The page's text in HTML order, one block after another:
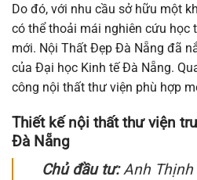
Do đó, với nhu cầu sở hữu một
có thể thoải mái nghiên cứu học
mới. Nội Thất Đẹp Đà Nẵng đã
của Đại học Kinh tế Đà Nẵng.
công nội thất thư viện phù hợp
Thiết kế nội thất thư viện
Đà Nẵng
Chủ đầu tư:Anh Thịnh